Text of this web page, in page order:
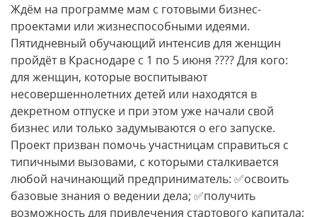
Ждём на программе мам с готовыми бизнес-
проектами или жизнеспособными идеями.
Пятидневный обучающий интенсив для женщин
пройдёт в Краснодаре с 1 по 5 июня ???? Для кого:
для женщин, которые воспитывают
несовершеннолетних детей или находятся в
декретном отпуске и при этом уже начали свой
бизнес или только задумываются о его запуске.
Проект призван помочь участницам справиться с
типичными вызовами, с которыми сталкивается
любой начинающий предприниматель: ✅освоить
базовые знания о ведении дела; ✅получить
возможность для привлечения стартового капитала;